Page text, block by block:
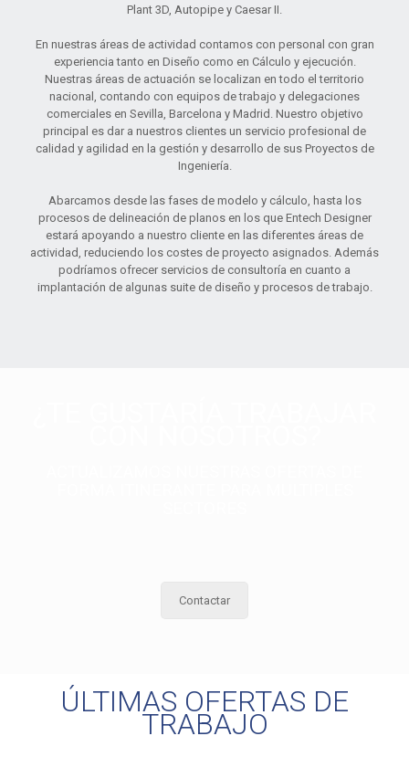
Plant 3D, Autopipe y Caesar II.
En nuestras áreas de actividad contamos con personal con gran
experiencia tanto en Diseño como en Cálculo y ejecución.
Nuestras áreas de actuación se localizan en todo el territorio
nacional, contando con equipos de trabajo y delegaciones
comerciales en Sevilla, Barcelona y Madrid. Nuestro objetivo
principal es dar a nuestros clientes un servicio profesional de
calidad y agilidad en la gestión y desarrollo de sus Proyectos de
Ingeniería.
Abarcamos desde las fases de modelo y cálculo, hasta los
procesos de delineación de planos en los que Entech Designer
estará apoyando a nuestro cliente en las diferentes áreas de
actividad, reduciendo los costes de proyecto asignados. Además
podríamos ofrecer servicios de consultoría en cuanto a
implantación de algunas suite de diseño y procesos de trabajo.
Contactar
ÚLTIMAS OFERTAS DE
TRABAJO